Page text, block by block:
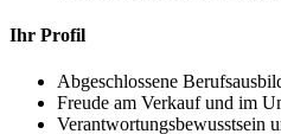
Ihr Profil
Abgeschlossene
Freude am Verkauf und im
Verantwortungsbewusstsein